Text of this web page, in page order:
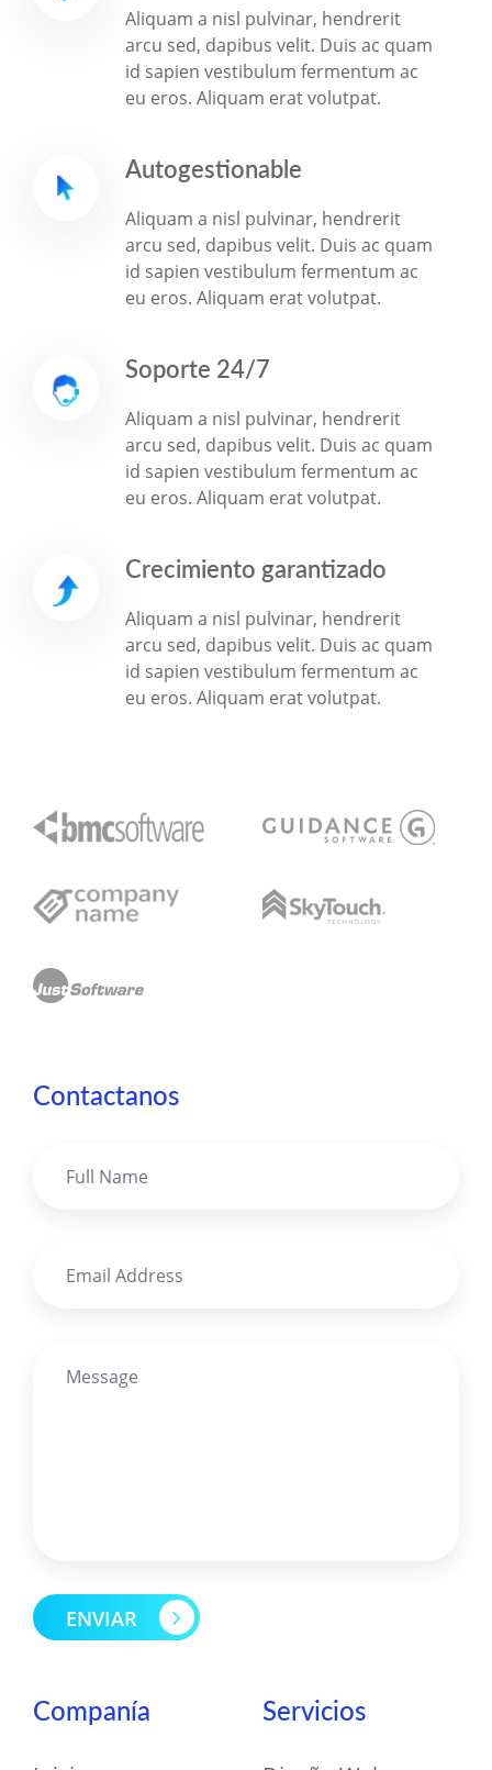
Aliquam a nisl pulvinar, hendrerit
arcu sed, dapibus velit. Duis ac quam
id sapien vestibulum fermentum ac
eu eros. Aliquam erat volutpat.
Autogestionable
Aliquam a nisl pulvinar, hendrerit
arcu sed, dapibus velit. Duis ac quam
id sapien vestibulum fermentum ac
eu eros. Aliquam erat volutpat.
Soporte 24/7
Aliquam a nisl pulvinar, hendrerit
arcu sed, dapibus velit. Duis ac quam
id sapien vestibulum fermentum ac
eu eros. Aliquam erat volutpat.
Crecimiento garantizado
Aliquam a nisl pulvinar, hendrerit
arcu sed, dapibus velit. Duis ac quam
id sapien vestibulum fermentum ac
eu eros. Aliquam erat volutpat.
Contactanos
ENVIAR
Companía Servicios